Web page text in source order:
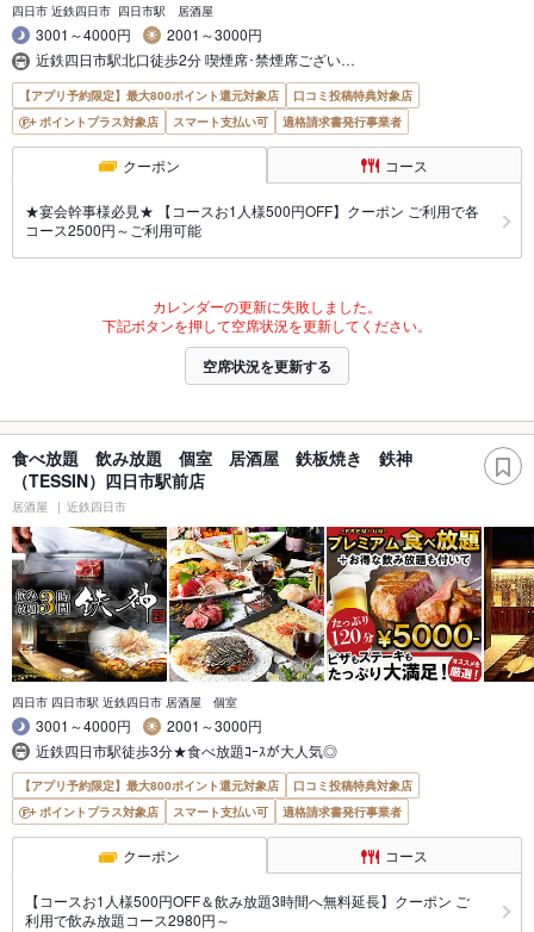
四日市 近鉄四日市 四日市駅 居酒屋
3001～4000円
2001～3000円
近鉄四日市駅北口徒歩2分 喫煙席･禁煙席ござい…
【アプリ予約限定】最大800ポイント還元対象店
口コミ投稿特典対象店
ポイントプラス対象店
スマート支払い可 適格請求書発行事業者
クーポン コース
★宴会幹事様必見★ 【コースお1人様500円OFF】クーポン ご利用で各
コース2500円～ご利用可能
カレンダーの更新に失敗しました。
下記ボタンを押して空席状況を更新してください。
空席状況を更新する
食べ放題 飲み放題 個室 居酒屋 鉄板焼き 鉄神
（TESSIN）四日市駅前店
居酒屋 近鉄四日市
四日市 四日市駅 近鉄四日市 居酒屋 個室
3001～4000円
2001～3000円
近鉄四日市駅徒歩3分★食べ放題ｺｰｽが大人気◎
【アプリ予約限定】最大800ポイント還元対象店
口コミ投稿特典対象店
ポイントプラス対象店
スマート支払い可 適格請求書発行事業者
クーポン コース
【コースお1人様500円OFF＆飲み放題3時間へ無料延長】クーポン ご
利用で飲み放題コース2980円～